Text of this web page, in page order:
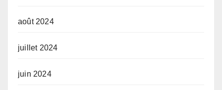
août 2024
juillet 2024
juin 2024